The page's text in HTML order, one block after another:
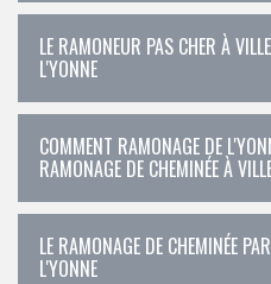
LE RAMONEUR PAS CHER À
L'YONNE
COMMENT RAMONAGE DE
RAMONAGE DE CHEMINÉE À
LE RAMONAGE DE CHEMINÉE
L'YONNE